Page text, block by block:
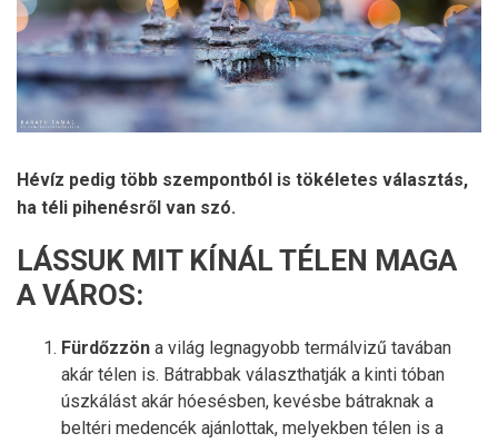
Hévíz pedig több szempontból is tökéletes választás,
ha téli pihenésről van szó.
LÁSSUK MIT KÍNÁL TÉLEN MAGA
A VÁROS:
Fürdőzzön a világ legnagyobb termálvizű tavában
akár télen is. Bátrabbak választhatják a kinti tóban
úszkálást akár hóesésben, kevésbe bátraknak a
beltéri medencék ajánlottak, melyekben télen is a